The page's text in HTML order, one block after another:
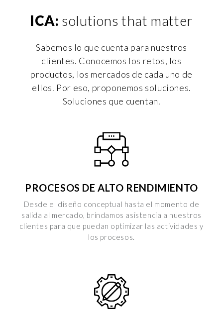
ICA: solutions that matter
Sabemos lo que cuenta para nuestros
clientes. Conocemos los retos, los
productos, los mercados de cada uno de
ellos. Por eso, proponemos soluciones.
Soluciones que cuentan.
PROCESOS DE ALTO RENDIMIENTO
Desde el diseño conceptual hasta el momento de
salida al mercado, brindamos asistencia a nuestros
clientes para que puedan optimizar las actividades y
los procesos.